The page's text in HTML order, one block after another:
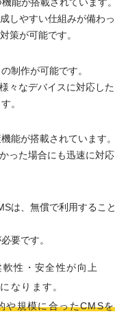
能が搭載されています。
しやすい仕組みが備わっ
策が可能です。
制作が可能です。
々なデバイスに対応した
。
能が搭載されています。
った場合にも迅速に対応
は、無償で利用すること
要です。
性・安全性が向上
なります。
や規模に合ったCMSを